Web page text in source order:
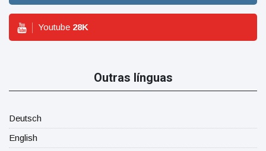
Youtube 28K
Outras línguas
Deutsch
English